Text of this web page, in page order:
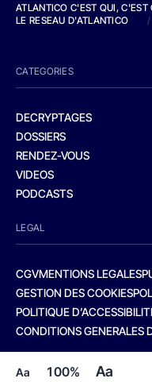
Aa 100% Aa
ATLANTICO C'EST QUI, C'EST
LE RESEAU D'ATLANTICO
/
CATEGORIES
DECRYPTAGES
DOSSIERS
RENDEZ-VOUS
VIDEOS
PODCASTS
LEGAL
CGVMENTIONS LEGALES
GESTION DES COOKIES
POLITIQUE
CONDITIONS GENERALES